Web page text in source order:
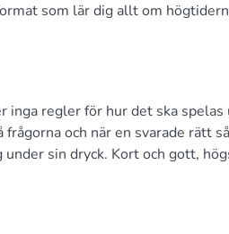
som lär dig allt om
inga regler för hur det ska
frågorna och när en svarade rätt
under sin dryck. Kort och gott,